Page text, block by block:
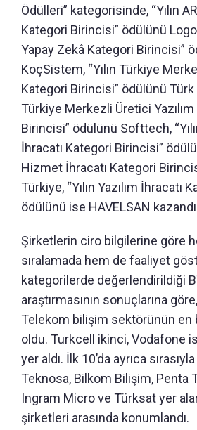
Ödülleri” kategorisinde, “Yılın
Kategori Birincisi” ödülünü Logo
Yapay Zekâ Kategori Birincisi”
KoçSistem, “Yılın Türkiye
Kategori Birincisi” ödülünü Türk
Türkiye Merkezli Üretici
Birincisi” ödülünü Softtech,
İhracatı Kategori Birincisi”
Hizmet İhracatı Kategori
Türkiye, “Yılın Yazılım İhracatı
ödülünü ise HAVELSAN
Şirketlerin ciro bilgilerine göre
sıralamada hem de faaliyet
kategorilerde değerlendirildiği
araştırmasının sonuçlarına
Telekom bilişim sektörünün en
oldu. Turkcell ikinci, Vodafone
yer aldı. İlk 10’da ayrıca
Teknosa, Bilkom Bilişim, Penta
Ingram Micro ve Türksat yer
şirketleri arasında konumlandı.